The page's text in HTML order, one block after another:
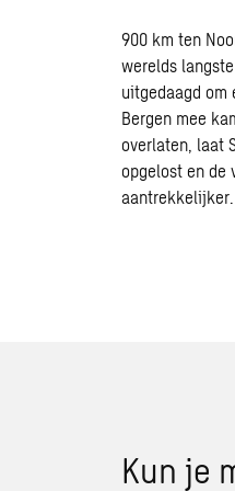
900 km ten
werelds
uitgedaagd om
Bergen mee
overlaten, laat
opgelost en de
Kun je